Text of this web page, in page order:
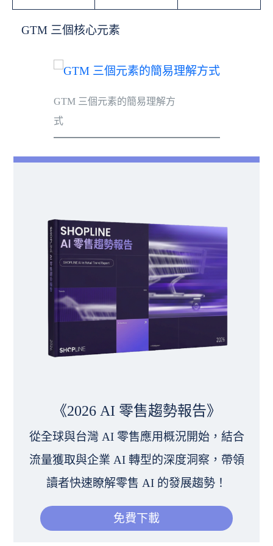
GTM 三個核心元素
GTM 三個元素的簡易理解方
式
《2026 AI 零售趨勢報告》
從全球與台灣 AI 零售應用概況開始，結合
流量獲取與企業 AI 轉型的深度洞察，帶領
讀者快速瞭解零售 AI 的發展趨勢！
免費下載